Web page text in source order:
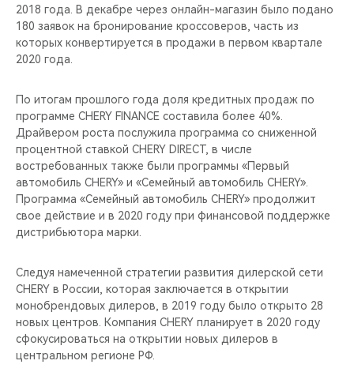
ВИДЕООБЗОРЫ
CHERY ДЛЯ ДЕТЕЙ
2018 года. В декабре через онлайн-магазин было подано
180 заявок на бронирование кроссоверов, часть из
которых конвертируется в продажи в первом квартале
2020 года.
По итогам прошлого года доля кредитных продаж по
программе CHERY FINANCE составила более 40%.
Драйвером роста послужила программа со сниженной
процентной ставкой CHERY DIRECT, в числе
востребованных также были программы «Первый
автомобиль CHERY» и «Семейный автомобиль CHERY».
Программа «Семейный автомобиль CHERY» продолжит
свое действие и в 2020 году при финансовой поддержке
дистрибьютора марки.
Следуя намеченной стратегии развития дилерской сети
CHERY в России, которая заключается в открытии
монобрендовых дилеров, в 2019 году было открыто 28
новых центров. Компания CHERY планирует в 2020 году
сфокусироваться на открытии новых дилеров в
центральном регионе РФ.